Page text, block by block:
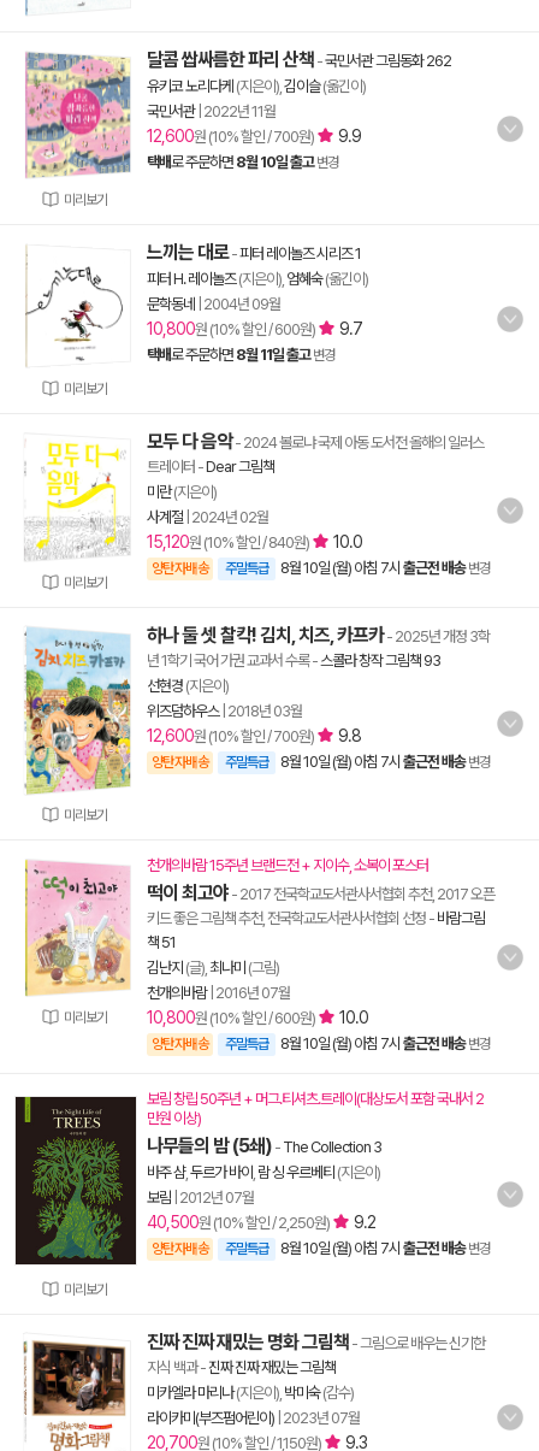
미리보기
달콤 쌉싸름한 파리 산책 -국민서관 그림동화 262
유키코 노리다케 (지은이), 김이슬(옮긴이)
국민서관| 2022년 11월
12,600원 (10% 할인 / 700원) 9.9
택배로 주문하면 8월 10일 출고 변경
미리보기
느끼는 대로-피터 레이놀즈 시리즈 1
피터 H. 레이놀즈(지은이), 엄혜숙(옮긴이)
문학동네
2004년 09월
10,800원 (10% 할인 / 600원) 9.7
택배로 주문하면 8월 11일 출고 변경
미리보기
모두 다 음악- 2024 볼로냐 국제 아동 도서전 올해의 일러스
트레이터 -Dear 그림책
미란(지은이)
사계절 2024년 02월
15,120원 (10% 할인 / 840원) 10.0
양탄자배송 주말특급 8월 10일 (월) 아침 7시 출근전 배송 변경
미리보기
하나 둘 셋 찰칵! 김치, 치즈, 카프카- 2025년 개정 3학
년 1학기 국어 가권 교과서 수록-스콜라 창작 그림책 93
선현경 (지은이)
위즈덤하우스| 2018년 03월
12,600원 (10% 할인 / 700원) 9.8
양탄자배송 주말특급 8월 10일 (월) 아침 7시 출근전 배송 변경
미리보기
천개의바람 15주년 브랜드전 + 지이수, 소복이 포스터
떡이 최고야 - 2017 전국학교도서관사서협회 추천, 2017 오픈
키드 좋은 그림책 추천, 전국학교도서관사서협회 선정 - 바람그림
책 51
김난지 (글), 최나미 (그림)
천개의바람| 2016년 07월
10,800원 (10% 할인 / 600원) 10.0
양탄자배송 주말특급 8월 10일 (월) 아침 7시 출근전 배송 변경
미리보기
보림 창립 50주년 + 머그.티셔츠.트레이(대상도서 포함 국내서 2
만원 이상)
나무들의 밤 (5쇄) - The Collection 3
바주 샴, 두르가 바이 람 싱 우르베티 (지은이)
보림 2012년 07월
40,500원 (10% 할인 / 2,250원) 9.2
양탄자배송 주말특급 8월 10일 (월) 아침 7시 출근전 배송 변경
진짜 진짜 재밌는 명화 그림책 - 그림으로 배우는 신기한
지식 백과- 진짜 진짜 재밌는 그림책
미카엘라 마리나(지은이), 박미숙(감수)
라이카미(부즈펌어린이) 2023년 07월
20,700원 (10% 할인 / 1,150원) 9.3